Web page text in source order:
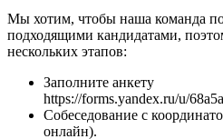
Мы хотим, чтобы наша команда
подходящими кандидатами,
нескольких этапов:
Заполните анкету
https://forms.yandex.ru/u/
Собеседование с
онлайн).